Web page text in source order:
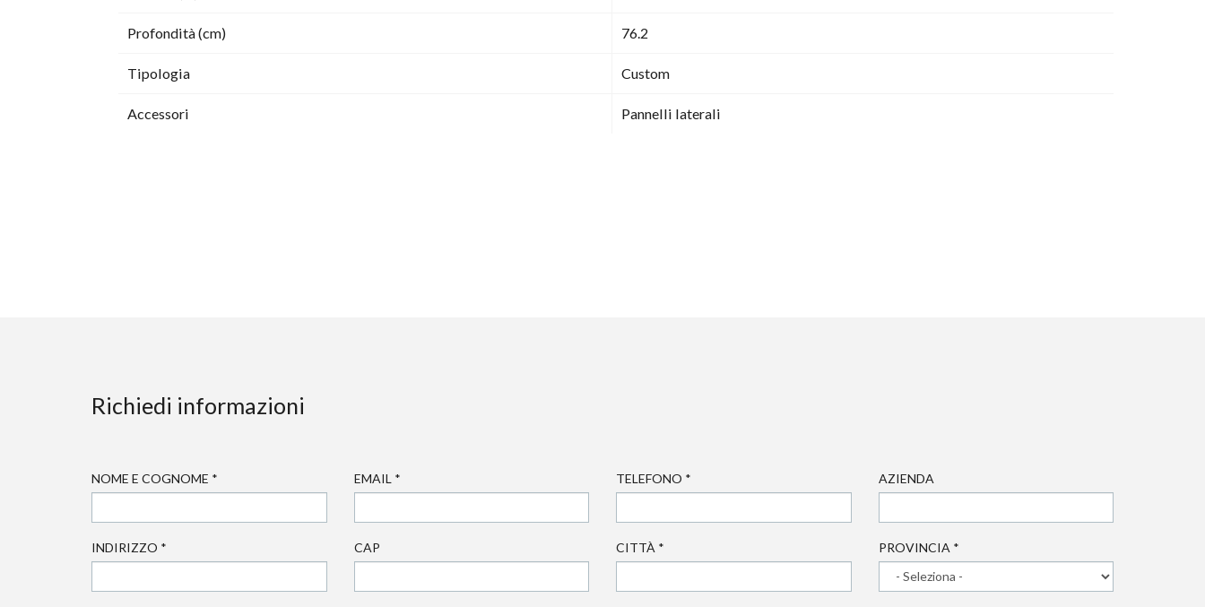
Profondità (cm) 76.2
Tipologia Custom
Accessori Pannelli laterali
Richiedi informazioni
NOME E COGNOME * EMAIL * TELEFONO * AZIENDA
INDIRIZZO * CAP CITTÀ * PROVINCIA *